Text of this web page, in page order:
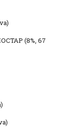
(8%, 67